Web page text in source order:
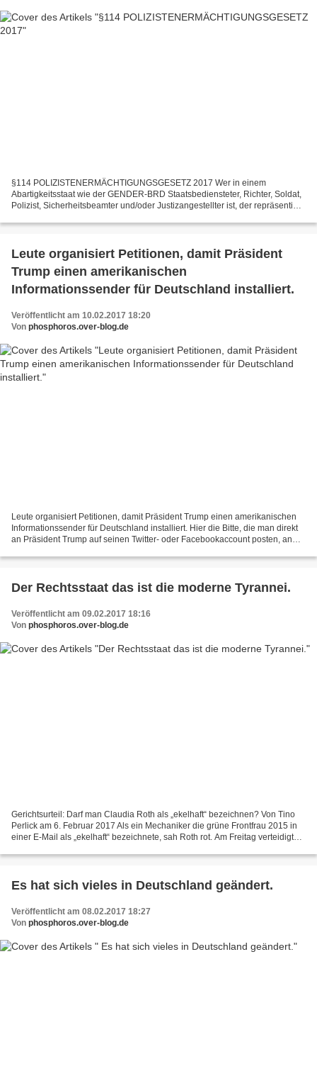
§114 POLIZISTENERMÄCHTIGUNGSGESETZ 2017 Wer in einem
Abartigkeitsstaat wie der GENDER-BRD Staatsbediensteter, Richter, Soldat,
Polizist, Sicherheitsbeamter und/oder Justizangestellter ist, der repräsentiert
Leute organisiert Petitionen, damit Präsident
Trump einen amerikanischen
Informationssender für Deutschland installiert.
Veröffentlicht am 10.02.2017 18:20
Von phosphoros.over-blog.de
Leute organisiert Petitionen, damit Präsident Trump einen amerikanischen
Informationssender für Deutschland installiert. Hier die Bitte, die man direkt
an Präsident Trump auf seinen Twitter- oder Facebookaccount posten, an
Der Rechtsstaat das ist die moderne Tyrannei.
Veröffentlicht am 09.02.2017 18:16
Von phosphoros.over-blog.de
Gerichtsurteil: Darf man Claudia Roth als „ekelhaft“ bezeichnen? Von Tino
Perlick am 6. Februar 2017 Als ein Mechaniker die grüne Frontfrau 2015 in
einer E-Mail als „ekelhaft“ bezeichnete, sah Roth rot. Am Freitag verteidigte
Es hat sich vieles in Deutschland geändert.
Veröffentlicht am 08.02.2017 18:27
Von phosphoros.over-blog.de